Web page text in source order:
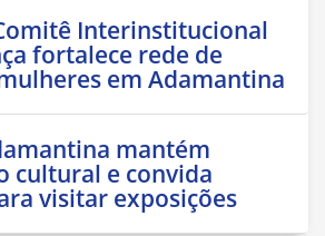
Interinstitucional
fortalece rede de
em Adamantina
mantém
cultural e convida
visitar exposições